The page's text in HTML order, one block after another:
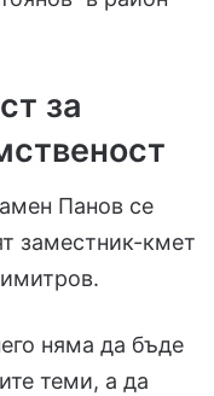
за
Панов се
заместник-кмет
няма да бъде
теми, а да